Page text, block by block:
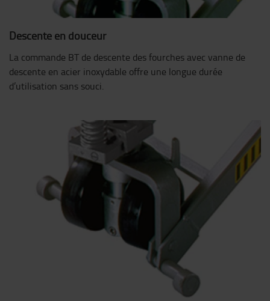
Descente en douceur
La commande BT de descente des fourches avec vanne de
descente en acier inoxydable offre une longue durée
d’utilisation sans souci.